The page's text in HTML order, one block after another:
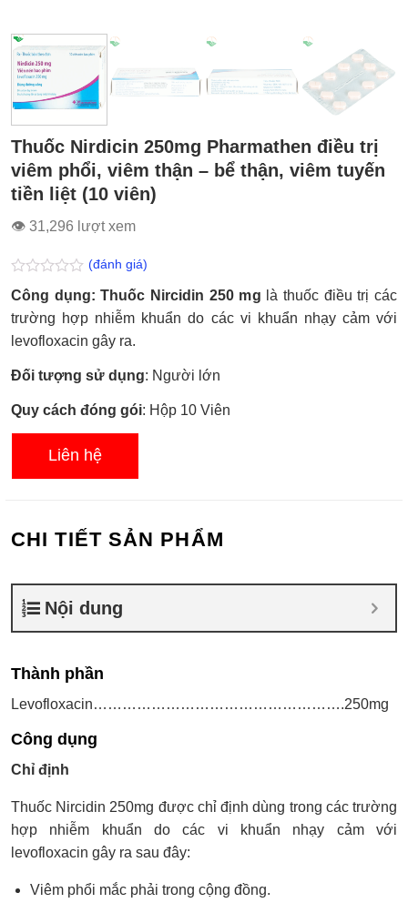
Thuốc Nirdicin 250mg Pharmathen điều trị
viêm phổi, viêm thận – bể thận, viêm tuyến
tiền liệt (10 viên)
👁 31,296 lượt xem
Được
xếp
hạng
0.0
5
(đánh giá)
Công dụng: Thuốc Nircidin 250 mg là thuốc điều trị các
trường hợp nhiễm khuẩn do các vi khuẩn nhạy cảm với
levofloxacin gây ra.
Đối tượng sử dụng: Người lớn
Quy cách đóng gói: Hộp 10 Viên
Liên hệ
CHI TIẾT SẢN PHẨM
Nội dung
Thành phần
Levofloxacin…………………………………………….250mg
Công dụng
Chỉ định
Thuốc Nircidin 250mg được chỉ định dùng trong các trường
hợp nhiễm khuẩn do các vi khuẩn nhạy cảm với
levofloxacin gây ra sau đây:
Viêm phổi mắc phải trong cộng đồng.